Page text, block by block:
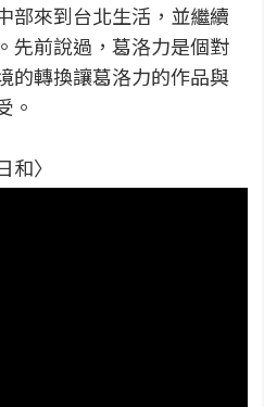
部來到台北生活，並繼續
先前說過，葛洛力是個對
的轉換讓葛洛力的作品與
。
〉